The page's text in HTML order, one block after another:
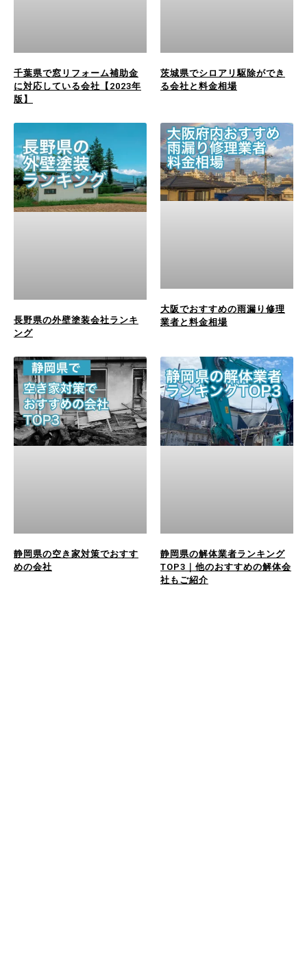
千葉県で窓リフォーム補助金
に対応している会社【2023年
版】
茨城県でシロアリ駆除ができ
る会社と料金相場
長野県の外壁塗装会社ランキ
ング
大阪でおすすめの雨漏り修理
業者と料金相場
静岡県の空き家対策でおすす
めの会社
静岡県の解体業者ランキング
TOP3｜他のおすすめの解体会
社もご紹介